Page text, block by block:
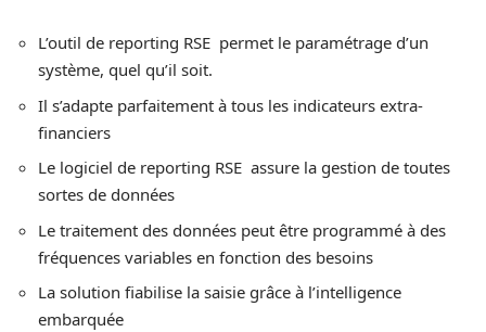
L’outil de reporting RSE permet le paramétrage d’un
système, quel qu’il soit.
Il s’adapte parfaitement à tous les indicateurs extra-
financiers
Le logiciel de reporting RSE assure la gestion de toutes
sortes de données
Le traitement des données peut être programmé à des
fréquences variables en fonction des besoins
La solution fiabilise la saisie grâce à l’intelligence
embarquée